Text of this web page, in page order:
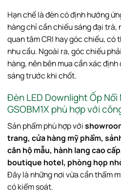
Hạn chế là đèn có định hướng
hàng chỉ cần chiếu sáng đại trà,
quan tâm CRI hay góc chiếu, có
nhu cầu. Ngoài ra, góc chiếu
hàng, nên bên mua cần xác
sáng trước khi chốt.
Đèn LED Downlight Ốp Nổi
GSOBM1X phù hợp với
Sản phẩm phù hợp với
trang, cửa hàng mỹ phẩm,
căn hộ mẫu, hành lang cao
boutique hotel, phòng họp
Đây là những nơi vừa cần thẩm
có kiểm soát.